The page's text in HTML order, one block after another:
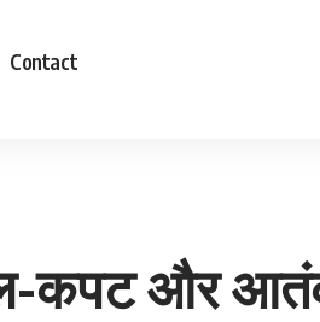
Contact
कपट और आतंक